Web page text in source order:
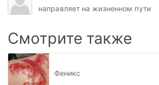
направляет на жизненном пути
Смотрите также
Феникс